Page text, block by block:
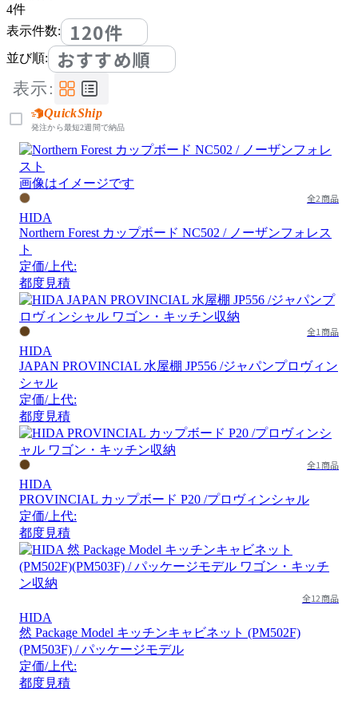
4件
表示件数:
120件
並び順: おすすめ順
表示:
QuickShip
発注から最短2週間で納品
画像はイメージです
全2商品
HIDA
Northern Forest カップボード NC502 / ノーザンフォレス
ト
定価/上代:
都度見積
全1商品
HIDA
JAPAN PROVINCIAL 水屋棚 JP556 /ジャパンプロヴィン
シャル
定価/上代:
都度見積
全1商品
HIDA
PROVINCIAL カップボード P20 /プロヴィンシャル
定価/上代:
都度見積
全12商品
HIDA
然 Package Model キッチンキャビネット (PM502F)
(PM503F) / パッケージモデル
定価/上代:
都度見積